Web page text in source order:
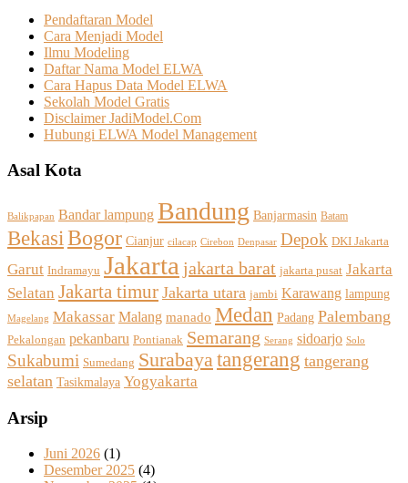
Pendaftaran Model
Cara Menjadi Model
Ilmu Modeling
Daftar Nama Model ELWA
Cara Hapus Data Model ELWA
Sekolah Model Gratis
Disclaimer JadiModel.Com
Hubungi ELWA Model Management
Asal Kota
Balikpapan Bandar lampung Bandung Banjarmasin Batam
BekasiBogor Cianjur cilacap Cirebon Denpasar Depok DKI Jakarta
Garut Indramayu Jakarta jakarta barat jakarta pusat Jakarta
Selatan Jakarta timur Jakarta utara jambi Karawang lampung
Magelang Makassar Malang manado Medan Padang Palembang
Pekalongan pekanbaru Pontianak Semarang Serang sidoarjo Solo
Sukabumi Sumedang Surabayatangerang tangerang
selatan Tasikmalaya Yogyakarta
Arsip
Juni 2026 (1)
Desember 2025 (4)